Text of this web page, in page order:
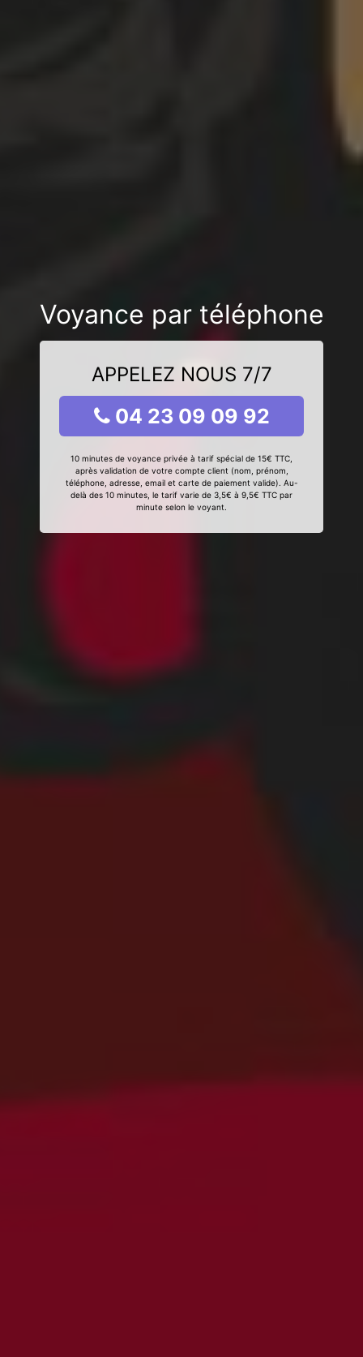
Voyance par téléphone
APPELEZ NOUS 7/7
04 23 09 09 92
10 minutes de voyance privée à tarif spécial de 15€ TTC,
après validation de votre compte client (nom, prénom,
téléphone, adresse, email et carte de paiement valide). Au-
delà des 10 minutes, le tarif varie de 3,5€ à 9,5€ TTC par
minute selon le voyant.